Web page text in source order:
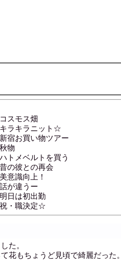
スモス畑
ラキラニット☆
宿お買い物ツアー
物
トメベルトを買う
の彼との再会
美意識向上！
話が違うー
日は初出勤
・職決定☆
た。
花もちょうど見頃で綺麗だった。